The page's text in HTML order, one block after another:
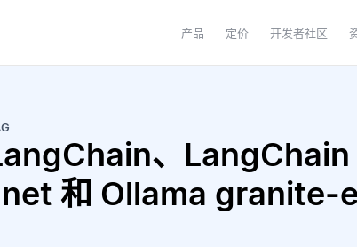
产品 定价 开发者社区
、
和 Ollama granite-